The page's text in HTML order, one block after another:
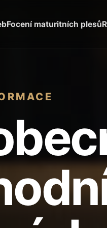
Focení maturitních plesů